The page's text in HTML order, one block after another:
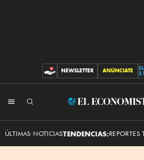
CONTRIBUCIONES
NEWSLETTER ANÚNCIATE
El
ÚLTIMAS NOTICIASTENDENCIAS:REPORTES